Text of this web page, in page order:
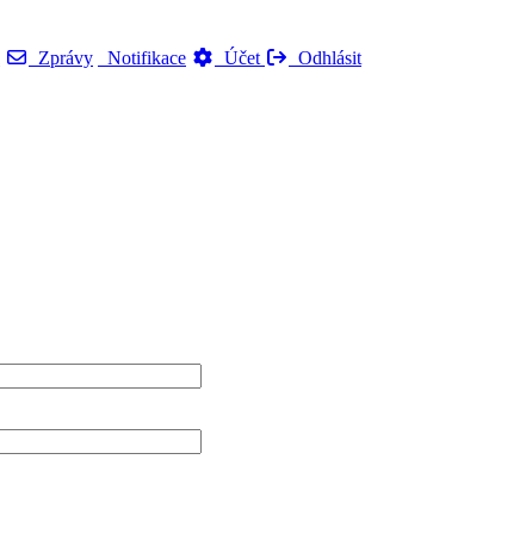
Zprávy Notifikace Účet Odhlásit